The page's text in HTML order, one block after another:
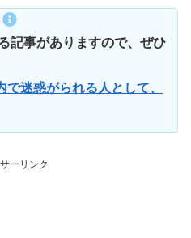
記事がありますので、ぜひ
で迷惑がられる人として、
ーリンク